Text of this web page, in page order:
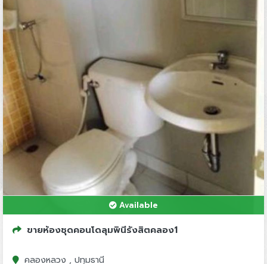
Available
ขายห้องชุดคอนโดลุมพินีรังสิตคลอง1
คลองหลวง , ปทุมธานี